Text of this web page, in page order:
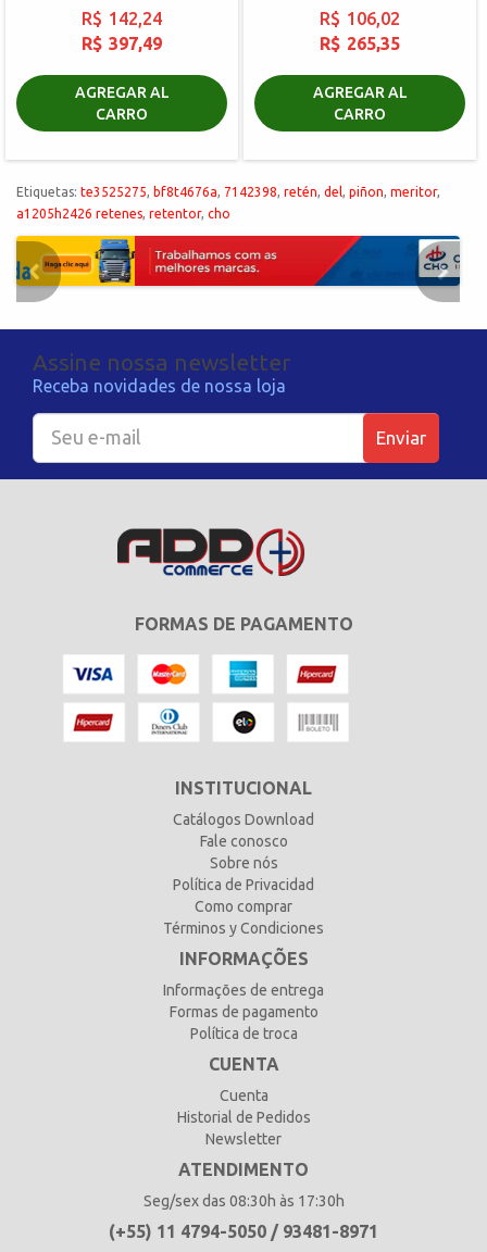
R$ 142,24
R$ 397,49
AGREGAR AL
CARRO
R$ 106,02
R$ 265,35
AGREGAR AL
CARRO
Etiquetas: te3525275 bf8t4676a 7142398 retén del piñon meritor,
a1205h2426 retenes retentor, cho
Assine nossa newsletter
Receba novidades de nossa loja
Enviar
FORMAS DE PAGAMENTO
INSTITUCIONAL
Catálogos Download
Fale conosco
Sobre nós
Política de Privacidad
Como comprar
Términos y Condiciones
INFORMAÇÕES
Informações de entrega
Formas de pagamento
Política de troca
CUENTA
Cuenta
Historial de Pedidos
Newsletter
ATENDIMENTO
Seg/sex das 08:30h às 17:30h
(+55) 11 4794-5050 / 93481-8971